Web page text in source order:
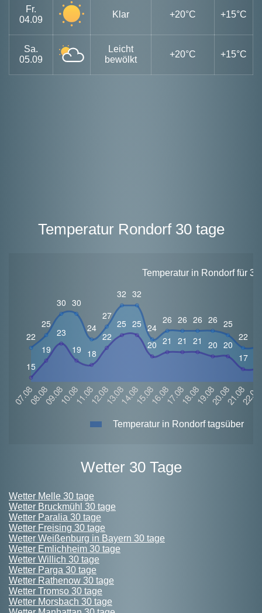
Fr.
04.09
Klar +20°C +15°C
Sa.
05.09
Leicht
bewölkt
+20°C +15°C
Temperatur Rondorf 30 tage
Temperatur in Rondorf für
Temperatur in Rondorf tagsüber
Wetter 30 Tage
Wetter Melle 30 tage
Wetter Bruckmühl 30 tage
Wetter Paralia 30 tage
Wetter Freising 30 tage
Wetter Weißenburg in Bayern 30 tage
Wetter Emlichheim 30 tage
Wetter Willich 30 tage
Wetter Parga 30 tage
Wetter Rathenow 30 tage
Wetter Tromso 30 tage
Wetter Morsbach 30 tage